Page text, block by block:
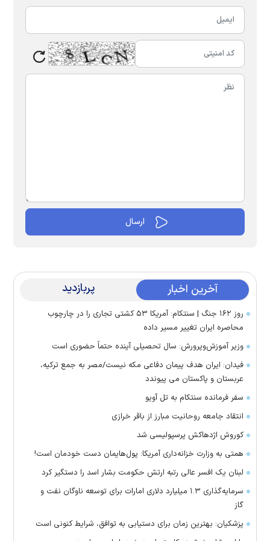
آخرین اخبار پربازدید
روز ۱۶۲ جنگ | سنتکام: آمریکا ۵۳ کشتی تجاری را در چارچوب
محاصره ایران تغییر مسیر داده
وزیر آموزش‌وپرورش: سال تحصیلی آینده حتماً حضوری است
فیدان: ایران هدف پیمان دفاعی مکه نیست/مصر به جمع ترکیه،
عربستان و پاکستان می پیوندد
سفر فرمانده سنتکام به تل آویو
انتقاد جامعه روحانیت مبارز از باقر خرازی
کوروش اژدهاکش پرسپولیسی شد
همتی به وزارت خزانه‌داری آمریکا: پول‌هایمان دست خودمان است!
لبنان یک افسر عالی رتبه ارتش حکومت بشار اسد را دستگیر کرد
سرمایه‌گذاری ۱.۳ میلیارد دلاری امارات برای توسعه ناوگان نفت و
گاز
پزشکیان: بهترین زمان برای دستیابی به توافق، شرایط کنونی است